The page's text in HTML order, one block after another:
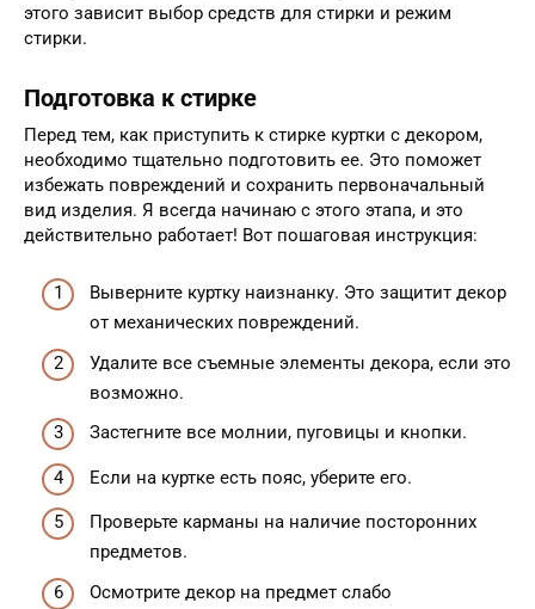
этого зависит выбор средств для стирки и режим
стирки.
Подготовка к стирке
Перед тем, как приступить к стирке куртки с декором,
необходимо тщательно подготовить ее. Это поможет
избежать повреждений и сохранить первоначальный
вид изделия. Я всегда начинаю с этого этапа, и это
действительно работает! Вот пошаговая инструкция:
Выверните куртку наизнанку. Это защитит декор
от механических повреждений.
Удалите все съемные элементы декора, если это
возможно.
Застегните все молнии, пуговицы и кнопки.
Если на куртке есть пояс, уберите его.
Проверьте карманы на наличие посторонних
предметов.
Осмотрите декор на предмет слабо